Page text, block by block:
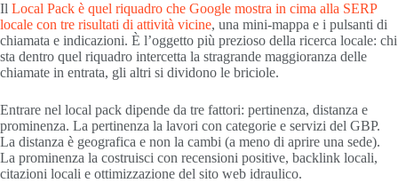
Il Local Pack è quel riquadro che Google mostra in cima alla SERP
locale con tre risultati di attività vicine, una mini-mappa e i pulsanti di
chiamata e indicazioni. È l’oggetto più prezioso della ricerca locale: chi
sta dentro quel riquadro intercetta la stragrande maggioranza delle
chiamate in entrata, gli altri si dividono le briciole.
Entrare nel local pack dipende da tre fattori: pertinenza, distanza e
prominenza. La pertinenza la lavori con categorie e servizi del GBP.
La distanza è geografica e non la cambi (a meno di aprire una sede).
La prominenza la costruisci con recensioni positive, backlink locali,
citazioni locali e ottimizzazione del sito web idraulico.